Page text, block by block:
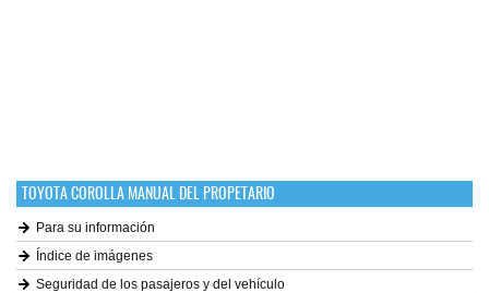
TOYOTA COROLLA MANUAL DEL PROPETARIO
Para su información
Índice de imágenes
Seguridad de los pasajeros y del vehículo